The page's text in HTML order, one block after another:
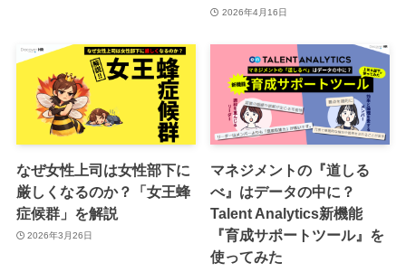
2026年4月16日
なぜ女性上司は女性部下に
厳しくなるのか？「女王蜂
症候群」を解説
2026年3月26日
マネジメントの『道しる
べ』はデータの中に？
Talent Analytics新機能
『育成サポートツール』を
使ってみた